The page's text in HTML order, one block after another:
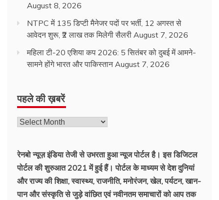
August 8, 2026
NTPC में 135 डिप्टी मैनेजर पदों पर भर्ती, 12 अगस्त से
आवेदन शुरू, ₹2 लाख तक मिलेगी सैलरी August 7, 2026
महिला टी-20 एशिया कप 2026: 5 सितंबर को दुबई में आमने-
सामने होंगे भारत और पाकिस्तान August 7, 2026
पहले की ख़बरें
रेनबो न्यूज़ इंडिया तेजी से उभरता हुआ न्‍यूज पोर्टल है। इस डिजिटल
पोर्टल की शुरुआत 2021 में हुई हैं। पोर्टल के माध्यम से देश दुनियां
और राज्य की शिक्षा, स्वास्थ्य, राजनीति, मनोरंजन, खेल, पर्यटन, खान-
पान और संस्कृति से जुड़े वांछित एवं नवीनतम समाचारों को आप तक